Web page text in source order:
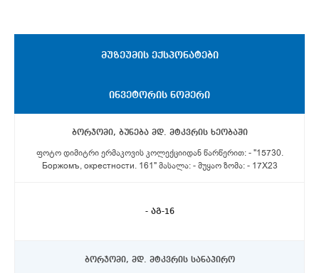
ᲛᲣᲖᲔᲣᲛᲘᲡ ᲔᲥᲡᲞᲝᲜᲐᲢᲔᲑᲘ
ᲘᲜᲕᲔᲢᲝᲠᲘᲡ ᲜᲝᲛᲔᲠᲘ
ბორჯომი, ბუნება მდ. მტკვრის ხეობაში
ფოტო დიმიტრი ერმაკოვის კოლექციიდან წარწერით: - "15730.
Боржомъ, окрестности. 161" მასალა: - მუყაო ზომა: - 17X23
- აგ-16
ბორჯომი, მდ. მტკვრის სანაპირო